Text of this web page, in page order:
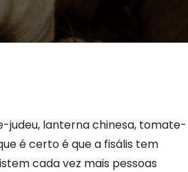
judeu, lanterna chinesa, tomate-
é certo é que a fisális tem
cada vez mais pessoas